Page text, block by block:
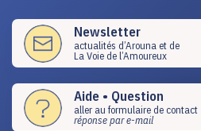
Newsletter
actualités d’Arouna et de
La Voie de l’Amoureux
Aide • Question
aller au formulaire de contact
réponse par e-mail